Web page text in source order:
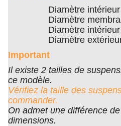
Diamètre
Diamètre
Diamètre
Diamètre
Important
Il existe 2 tailles de
ce modèle.
Vérifiez la taille des
commander.
On admet une différence
dimensions.